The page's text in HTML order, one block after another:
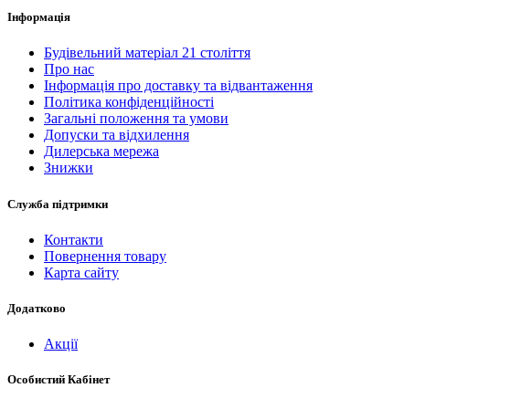
Інформація
Будівельний матеріал 21 століття
Про нас
Інформація про доставку та відвантаження
Політика конфіденційності
Загальні положення та умови
Допуски та відхилення
Дилерська мережа
Знижки
Служба підтримки
Контакти
Повернення товару
Карта сайту
Додатково
Акції
Особистий Кабінет